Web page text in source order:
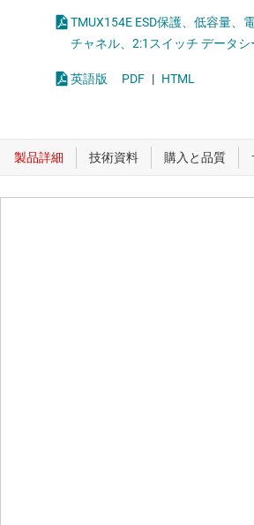
TMUX154E ESD保護、低容量、
チャネル、2:1スイッチ データシ
英語版 PDF | HTML